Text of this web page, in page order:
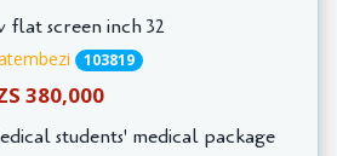
flat screen inch 32
103819
380,000
students' medical package